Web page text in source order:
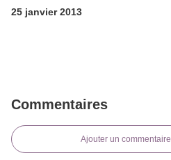
25 janvier 2013
Commentaires
Ajouter un commentaire